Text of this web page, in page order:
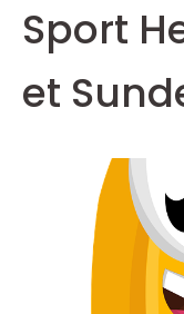
Sport
et